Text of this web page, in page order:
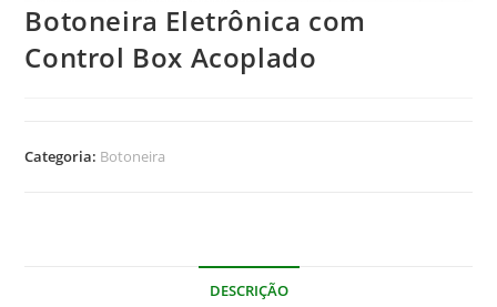
Botoneira Eletrônica com
Control Box Acoplado
Categoria: Botoneira
DESCRIÇÃO